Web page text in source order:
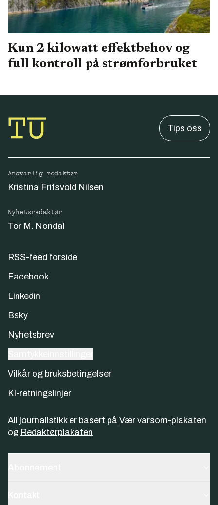
Kun 2 kilowatt effektbehov og
full kontroll på strømforbruket
Tips oss
Ansvarlig redaktør
Kristina Fritsvold Nilsen
Nyhetsredaktør
Tor M. Nondal
RSS-feed forside
Facebook
Linkedin
Bsky
Nyhetsbrev
Vilkår og bruksbetingelser
KI-retningslinjer
All journalistikk er basert på Vær varsom-plakaten
og Redaktørplakaten